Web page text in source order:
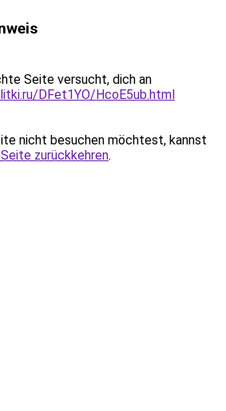
Seite versucht, dich an
DFet1YO/HcoE5ub.html
nicht besuchen möchtest, kannst
zurückkehren.